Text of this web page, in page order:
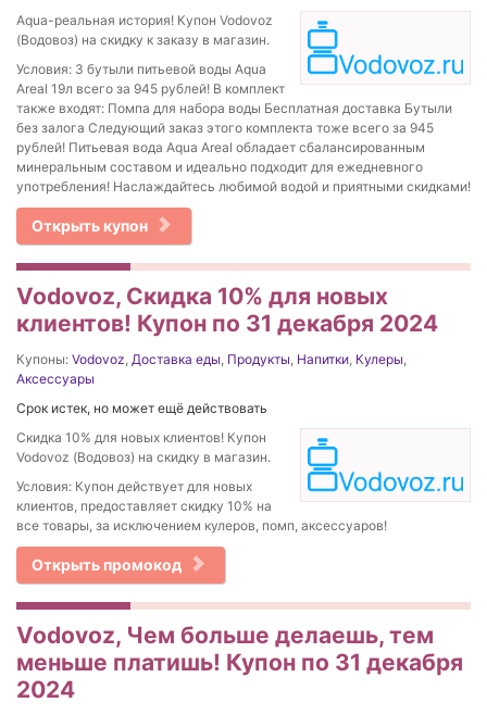
Aqua-реальная история! Купон Vodovoz
(Водовоз) на скидку к заказу в магазин.
Условия: 3 бутыли питьевой воды Aqua
Areal 19л всего за 945 рублей! В комплект
также входят: Помпа для набора воды Бесплатная доставка Бутыли
без залога Следующий заказ этого комплекта тоже всего за 945
рублей! Питьевая вода Aqua Areal обладает сбалансированным
минеральным составом и идеально подходит для ежедневного
употребления! Наслаждайтесь любимой водой и приятными скидками!
Открыть купон
Vodovoz, Скидка 10% для новых
клиентов! Купон по 31 декабря 2024
Купоны: Vodovoz, Доставка еды, Продукты, Напитки, Кулеры,
Аксессуары
Срок истек, но может ещё действовать
Скидка 10% для новых клиентов! Купон
Vodovoz (Водовоз) на скидку в магазин.
Условия: Купон действует для новых
клиентов, предоставляет скидку 10% на
все товары, за исключением кулеров, помп, аксессуаров!
Открыть промокод
Vodovoz, Чем больше делаешь, тем
меньше платишь! Купон по 31 декабря
2024